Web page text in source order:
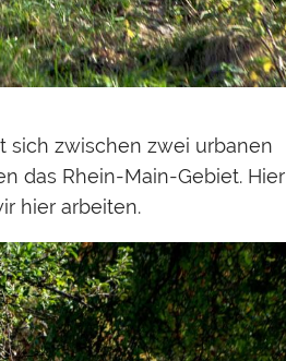
sich zwischen zwei urbanen
das Rhein-Main-Gebiet. Hier
hier arbeiten.